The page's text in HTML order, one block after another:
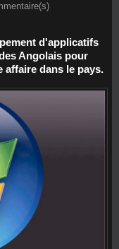
d'applicatifs
Angolais pour
affaire dans le pays.